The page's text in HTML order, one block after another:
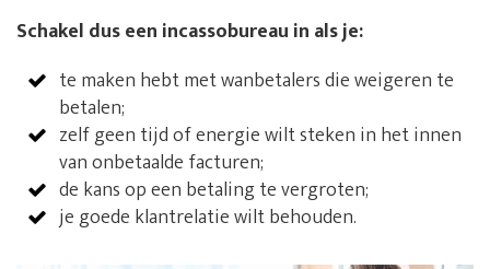
Schakel dus een incassobureau in als je:
te maken hebt met wanbetalers die weigeren te
betalen;
zelf geen tijd of energie wilt steken in het innen
van onbetaalde facturen;
de kans op een betaling te vergroten;
je goede klantrelatie wilt behouden.